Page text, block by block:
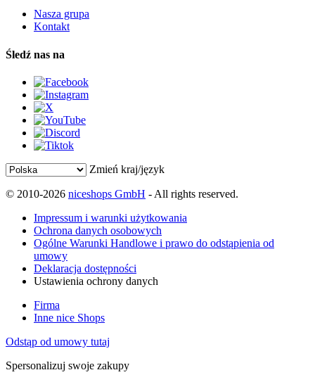
Nasza grupa
Kontakt
Śledź nas na
Zmień kraj/język
© 2010-2026 niceshops GmbH - All rights reserved.
Impressum i warunki użytkowania
Ochrona danych osobowych
Ogólne Warunki Handlowe i prawo do odstąpienia od
umowy
Deklaracja dostępności
Ustawienia ochrony danych
Firma
Inne nice Shops
Odstąp od umowy tutaj
Spersonalizuj swoje zakupy